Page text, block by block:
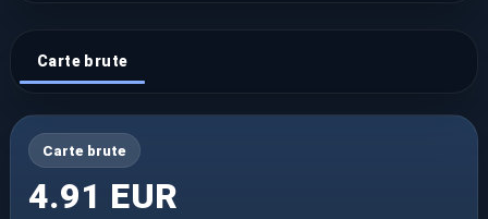
Carte brute
Carte brute
4.91 EUR